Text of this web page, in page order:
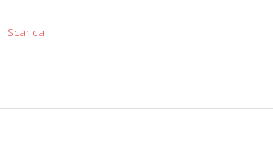
Scarica